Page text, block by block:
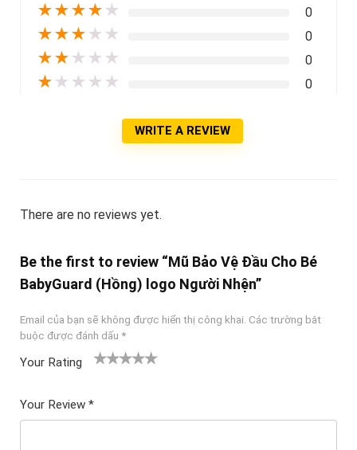
★★★★ ★ 0
★★★ ★ ★ 0
★★ ★ ★ ★ 0
★ ★ ★ ★ ★ 0
WRITE A REVIEW
There are no reviews yet.
Be the first to review “Mũ Bảo Vệ Đầu Cho Bé
BabyGuard (Hồng) logo Người Nhện”
Email của bạn sẽ không được hiển thị công khai. Các trường bắt
buộc được đánh dấu *
Your Rating
ê
5
Your Review *